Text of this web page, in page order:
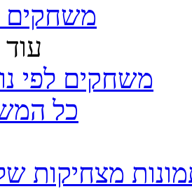
משחקים
משחקים לפי
כל
מצחיקות